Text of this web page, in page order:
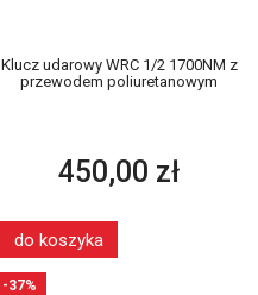
Klucz udarowy WRC 1/2 1700NM z
przewodem poliuretanowym
450,00 zł
do koszyka
-37%